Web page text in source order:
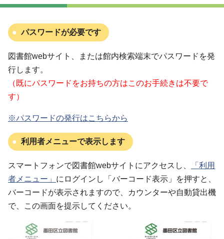
パスワードが必要です
図書館webサイト、または館内検索端末でパスワードを発
行します。
（既にパスワードをお持ちの方はこのお手続きは不要で
す）
※パスワードの発行はこちらから
利用者メニューで表示します
スマートフォンで図書館webサイトにアクセスし、
「利用
者メニュー」 にログインし「バーコード表示」を押すと、
バーコードが表示されますので、カウンターや自動貸出機
で、この画面を提示してください。